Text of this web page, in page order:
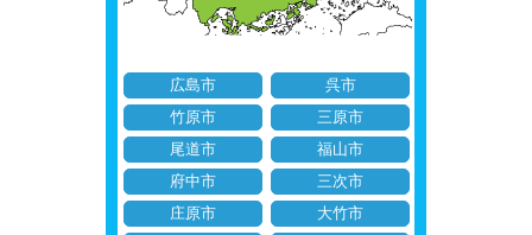
広島市
呉市
竹原市
三原市
尾道市
福山市
府中市
三次市
庄原市
大竹市